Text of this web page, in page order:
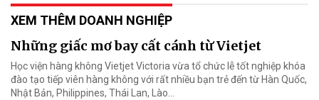
XEM THÊM DOANH NGHIỆP
Những giấc mơ bay cất cánh từ Vietjet
Học viện hàng không Vietjet Victoria vừa tổ chức lễ tốt nghiệp khóa
đào tạo tiếp viên hàng không với rất nhiều bạn trẻ đến từ Hàn Quốc,
Nhật Bản, Philippines, Thái Lan, Lào…